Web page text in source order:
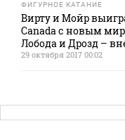
ФИГУРНОЕ КАТАНИЕ
Вирту и Мойр
Canada с новым
Лобода и Дрозд –
29 октября 2017 00:02